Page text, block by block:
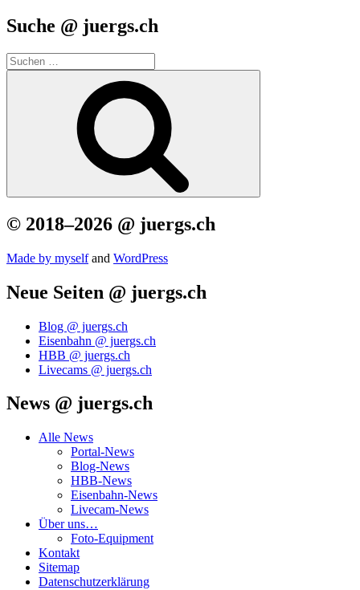
Suche @ juergs.ch
Suchen
nach:
© 2018–2026 @ juergs.ch
Made by mys­elfand Word­Press
Neue Seiten @ juergs.ch
Blog @ juergs.ch
Eisenbahn @ juergs.ch
HBB @ juergs.ch
Livecams @ juergs.ch
News @ juergs.ch
Alle News
Portal-News
Blog-News
HBB-News
Eisenbahn-News
Livecam-News
Über uns…
Foto-Equipment
Kontakt
Sitemap
Datenschutzerklärung